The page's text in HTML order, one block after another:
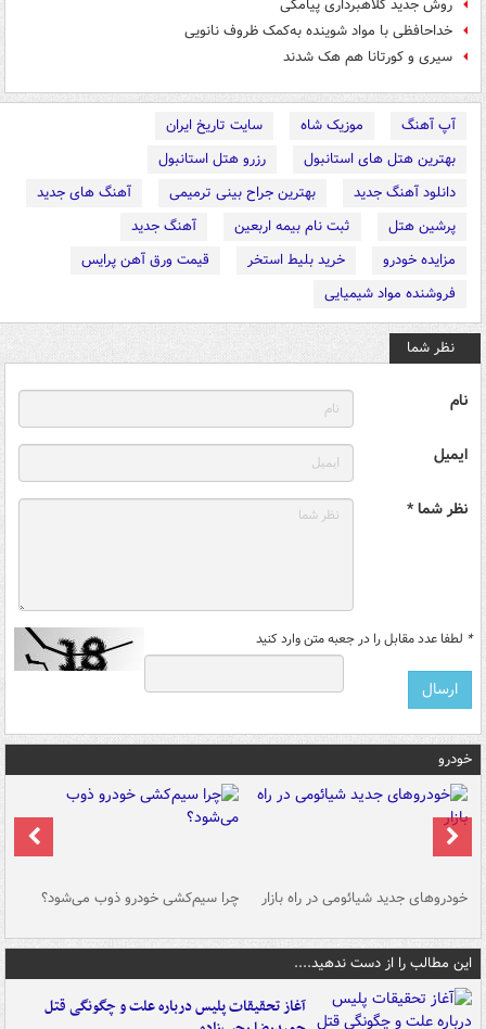
روش جدید کلاهبرداری پیامکی
خداحافظی با مواد شوینده به‌کمک ظروف نانویی
سیری و کورتانا هم هک شدند
آپ آهنگ موزیک شاه
سایت تاریخ ایران
بهترین هتل های استانبول
رزرو هتل استانبول
دانلود آهنگ جدید
بهترین جراح بینی ترمیمی
آهنگ های جدید
پرشین هتل
ثبت نام بیمه اربعین
آهنگ جدید
مزایده خودرو
خرید بلیط استخر
قیمت ورق آهن پرایس
فروشنده مواد شیمیایی
نظر شما
نام
ایمیل
نظر شما *
* لطفا عدد مقابل را در جعبه متن وارد کنید
خودرو
خودروهای جدید شیائومی در راه بازار چرا سیم‌کشی خودرو ذوب می‌شود؟
این مطالب را از دست ندهید....
آغاز تحقیقات پلیس درباره علت و چگونگی قتل